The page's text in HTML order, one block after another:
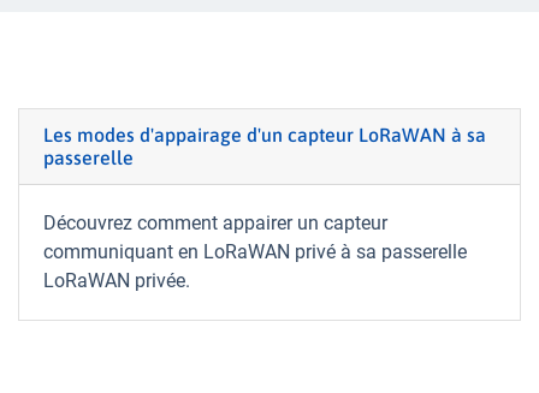
Les modes d'appairage d'un capteur LoRaWAN à sa
passerelle
Découvrez comment appairer un capteur
communiquant en LoRaWAN privé à sa passerelle
LoRaWAN privée.